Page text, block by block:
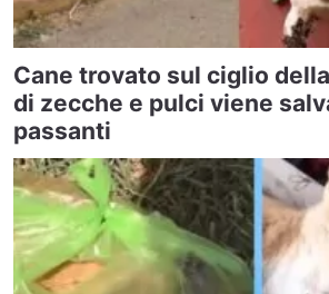
Cane trovato sul ciglio
di zecche e pulci viene
passanti